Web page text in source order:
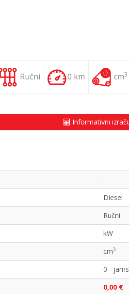
Ručni 0 km cm3
Informativni
.
Diesel
Ručni
kW
cm3
0 -
0,00 €